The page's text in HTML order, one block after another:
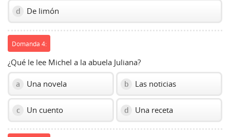
d De limón
Domanda 4:
¿Qué le lee Michel a la abuela Juliana?
a Una novela b Las noticias
c Un cuento d Una receta